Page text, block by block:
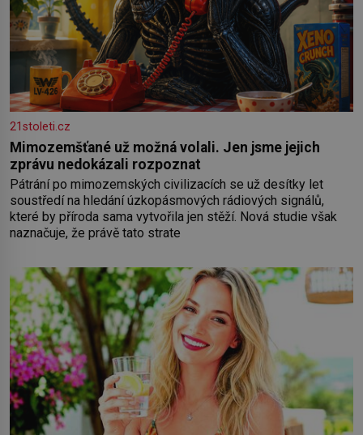
21stoleti.cz
Mimozemšťané už možná volali. Jen jsme jejich
zprávu nedokázali rozpoznat
Pátrání po mimozemských civilizacích se už desítky let
soustředí na hledání úzkopásmových rádiových signálů,
které by příroda sama vytvořila jen stěží. Nová studie však
naznačuje, že právě tato strate